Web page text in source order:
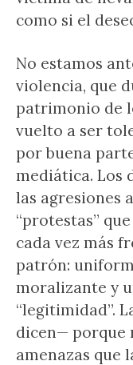
como si el
No estamos
violencia, que
patrimonio de
vuelto a ser
por buena
mediática. Los
las agresiones
“protestas”
cada vez más
patrón:
moralizante y
“legitimidad”.
dicen— porque
amenazas que